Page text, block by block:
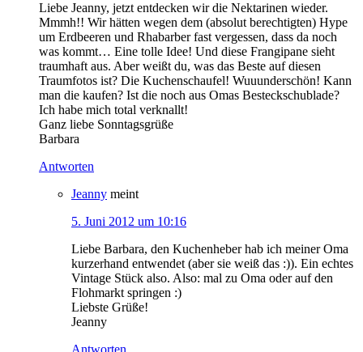
Liebe Jeanny, jetzt entdecken wir die Nektarinen wieder.
Mmmh!! Wir hätten wegen dem (absolut berechtigten) Hype
um Erdbeeren und Rhabarber fast vergessen, dass da noch
was kommt… Eine tolle Idee! Und diese Frangipane sieht
traumhaft aus. Aber weißt du, was das Beste auf diesen
Traumfotos ist? Die Kuchenschaufel! Wuuunderschön! Kann
man die kaufen? Ist die noch aus Omas Besteckschublade?
Ich habe mich total verknallt!
Ganz liebe Sonntagsgrüße
Barbara
Antworten
Jeanny meint
5. Juni 2012 um 10:16
Liebe Barbara, den Kuchenheber hab ich meiner Oma
kurzerhand entwendet (aber sie weiß das :)). Ein echtes
Vintage Stück also. Also: mal zu Oma oder auf den
Flohmarkt springen :)
Liebste Grüße!
Jeanny